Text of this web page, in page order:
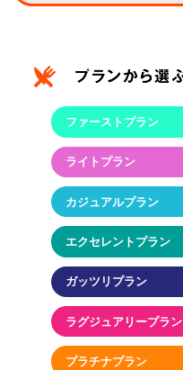
ファーストプラン
ライトプラン
カジュアルプラン
エクセレントプラン
ガッツリプラン
ラグジュアリープラン
プラチナプラン